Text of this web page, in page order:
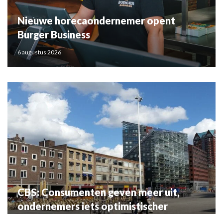
Nieuwe horecaondernemer opent
Burger Business
6 augustus 2026
CBS: Consumenten geven meer uit,
ondernemers iets optimistischer